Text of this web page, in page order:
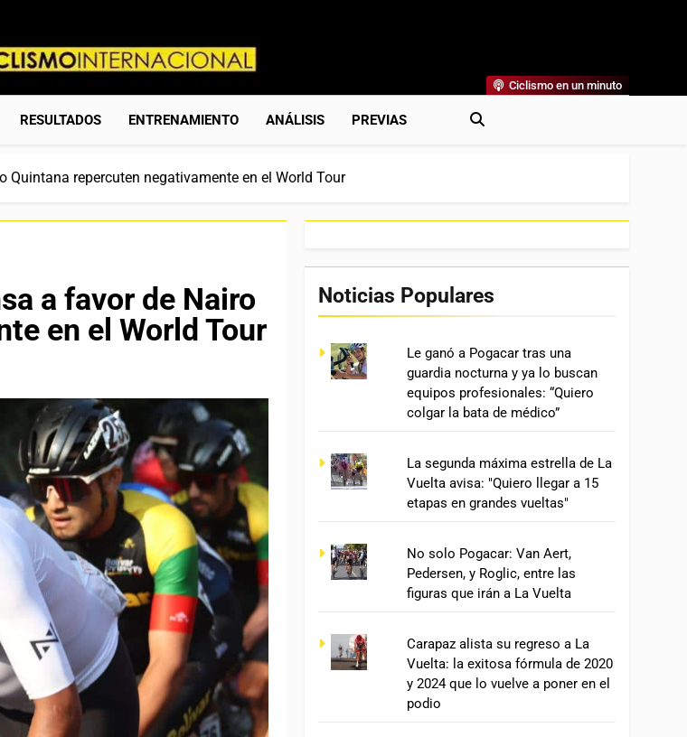
Internacional
Ciclismo Mundial. Entrevistas, Análisis, Crónicas, Previas Y Más. La Web Ciclista De Referencia.
Ciclismo en un minuto
RESULTADOS ENTRENAMIENTO ANÁLISIS PREVIAS
repercuten negativamente en el World Tour
a favor de Nairo
en el World Tour
Noticias Populares
Le ganó a Pogacar tras una
guardia nocturna y ya lo buscan
equipos profesionales: “Quiero
colgar la bata de médico”
La segunda máxima estrella de La
Vuelta avisa: "Quiero llegar a 15
etapas en grandes vueltas"
No solo Pogacar: Van Aert,
Pedersen, y Roglic, entre las
figuras que irán a La Vuelta
Carapaz alista su regreso a La
Vuelta: la exitosa fórmula de 2020
y 2024 que lo vuelve a poner en el
podio